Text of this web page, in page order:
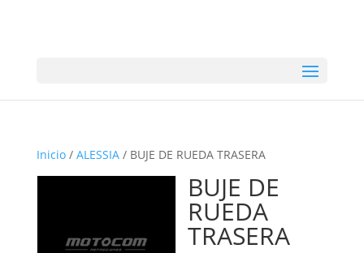
Inicio/ ALESSIA/ BUJE DE RUEDA TRASERA
BUJE DE
RUEDA
TRASERA